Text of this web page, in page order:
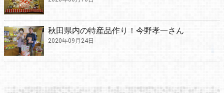
秋田県内の特産品作り！今野孝一さん
2020年09月24日